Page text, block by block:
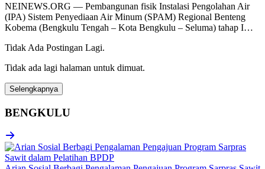
NEINEWS.ORG — Pembangunan fisik Instalasi Pengolahan Air
(IPA) Sistem Penyediaan Air Minum (SPAM) Regional Benteng
Kobema (Bengkulu Tengah – Kota Bengkulu – Seluma) tahap I…
Tidak Ada Postingan Lagi.
Tidak ada lagi halaman untuk dimuat.
Selengkapnya
BENGKULU